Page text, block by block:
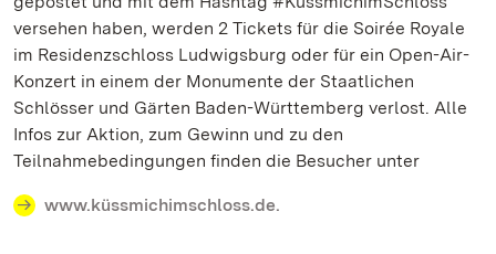
versehen haben, werden 2 Tickets für die Soirée Royale
im Residenzschloss Ludwigsburg oder für ein Open-Air-
Konzert in einem der Monumente der Staatlichen
Schlösser und Gärten Baden-Württemberg verlost. Alle
Infos zur Aktion, zum Gewinn und zu den
Teilnahmebedingungen finden die Besucher unter
www.küssmichimschloss.de.